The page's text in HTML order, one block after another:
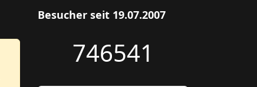
Besucher seit 19.07.2007
746541